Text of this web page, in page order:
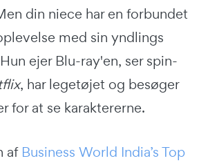
din niece har en forbundet
med sin yndlings
ejer Blu-ray'en, ser spin-
, har legetøjet og besøger
for at se karaktererne.
af Business World India’s Top